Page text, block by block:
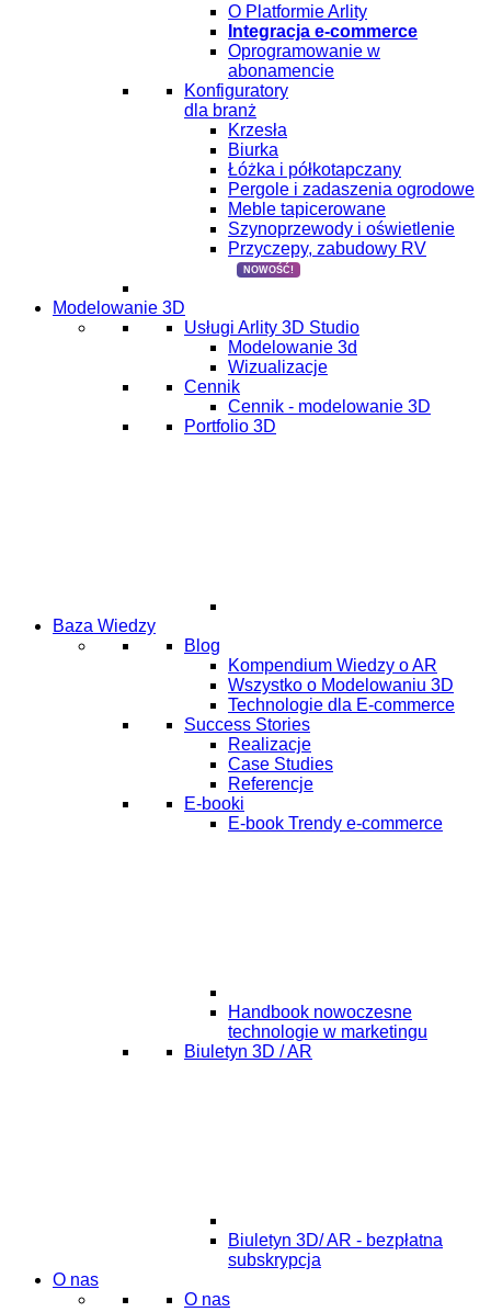
O Platformie Arlity
Integracja e-commerce
Oprogramowanie w
abonamencie
Konfiguratory
dla branż
Krzesła
Biurka
Łóżka i półkotapczany
Pergole i zadaszenia ogrodowe
Meble tapicerowane
Szynoprzewody i oświetlenie
Przyczepy, zabudowy RV
NOWOŚĆ!
Modelowanie 3D
Usługi Arlity 3D Studio
Modelowanie 3d
Wizualizacje
Cennik
Cennik - modelowanie 3D
Portfolio 3D
Baza Wiedzy
Blog
Kompendium Wiedzy o AR
Wszystko o Modelowaniu 3D
Technologie dla E-commerce
Success Stories
Realizacje
Case Studies
Referencje
E-booki
E-book Trendy e-commerce
Handbook nowoczesne
technologie w marketingu
Biuletyn 3D / AR
Biuletyn 3D/ AR - bezpłatna
subskrypcja
O nas
O nas